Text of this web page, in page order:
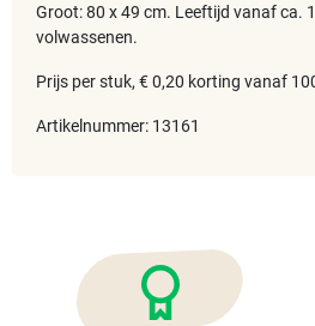
Groot: 80 x 49 cm. Leeftijd vanaf ca.
volwassenen.
Prijs per stuk, € 0,20 korting vanaf
Artikelnummer: 13161